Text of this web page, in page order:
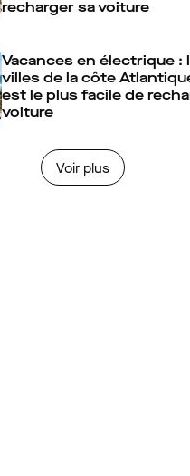
recharger sa voiture
Vacances en électrique :
villes de la côte
est le plus facile de
voiture
Voir plus